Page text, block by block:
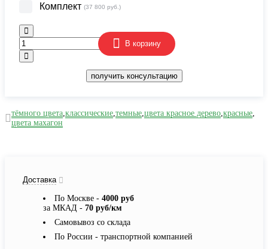
Комплект (37 800 руб.)
В корзину
получить консультацию
тёмного цвета,классические,темные,цвета красное дерево,красные,
цвета махагон
Доставка
По Москве - 4000 руб
за МКАД - 70 руб/км
Самовывоз со склада
По России - транспортной компанией